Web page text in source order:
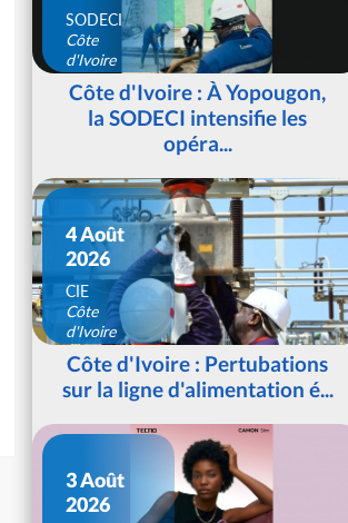
SODECI
Côte
d'Ivoire
Côte d'Ivoire : À Yopougon,
la SODECI intensifie les
opéra...
4 Août
2026
CIE
Côte
d'Ivoire
Côte d'Ivoire : Pertubations
sur la ligne d'alimentation é...
3 Août
2026